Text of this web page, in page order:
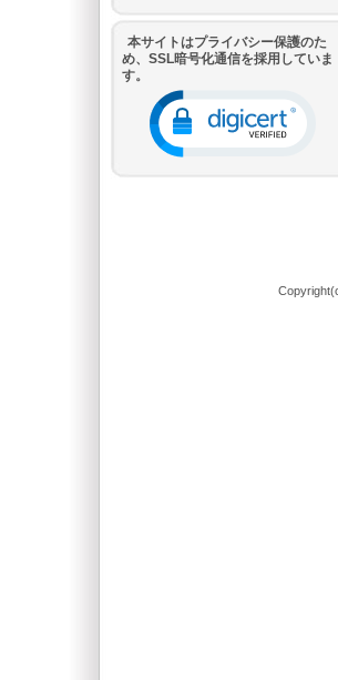
本サイトはプライバシー保護のた
め、SSL暗号化通信を採用していま
す。